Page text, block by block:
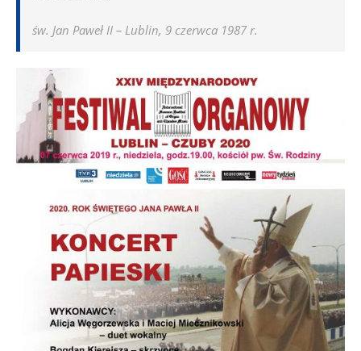
św. Jan Paweł II – Lublin, 9 czerwca 1987 r.